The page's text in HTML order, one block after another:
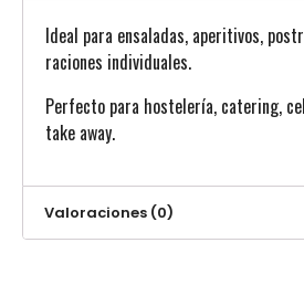
Ideal para ensaladas, aperitivos,
raciones individuales.
Perfecto para hostelería, catering,
take away.
Valoraciones (0)